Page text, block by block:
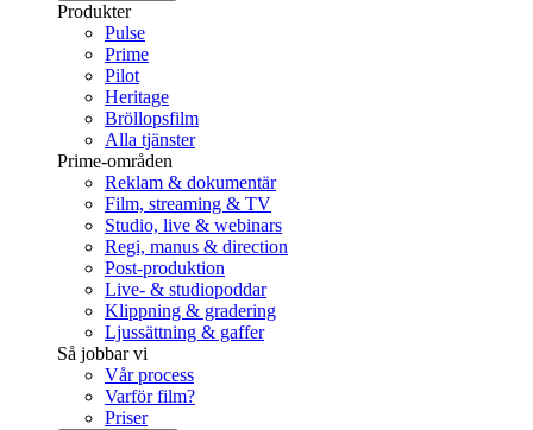
Produkter
Pulse
Prime
Pilot
Heritage
Bröllopsfilm
Alla tjänster
Prime-områden
Reklam & dokumentär
Film, streaming & TV
Studio, live & webinars
Regi, manus & direction
Post-produktion
Live- & studiopoddar
Klippning & gradering
Ljussättning & gaffer
Så jobbar vi
Vår process
Varför film?
Priser